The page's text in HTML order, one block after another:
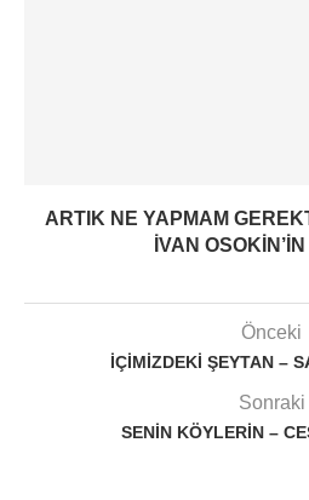
ARTIK NE YAPMAM
İVAN
Önceki
İÇIMIZDEKI ŞEYTAN –
Sonraki
SENIN KÖYLERIN –